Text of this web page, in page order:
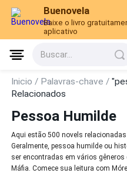
Buenovela
Baixe o livro
aplicativo
Buscar...
Inicio / Palavras-chave /
Relacionados
Pessoa Humilde
Aqui estão 500 novels
Geralmente, pessoa humilde ou
ser encontradas em vários
Máfia. Comece sua leitura com